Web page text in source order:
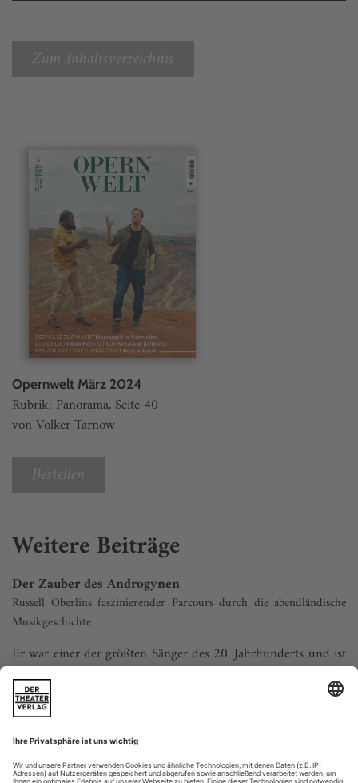
Zum Inhaltsverzeichnis
Opernwelt März 2024
Rubrik: Panorama, Seite 40
von Volker Tarnow
Bestellen
Weitere Beiträge
Der Zauber des Androgynen
Russell Oberlins faszinierender Parcours durch die abendländische
Musikgeschichte
Er war einer der größten Sänger des 20. Jahrhunderts und ist
doch kaum bekannt – der 2016 verstorbene US-Amerikaner
Russell Oberlin. 1959 nahm er ein Recital mit Händel-Arien
auf, das zweifelsohne zu den Glanzlichtern des Barockgesangs
gehört. Darunter befindet sich auch die Arie «Ombra cara di
mia sposa», in der Radamisto den vermeintlichen Tod seiner
Frau Zenobia...